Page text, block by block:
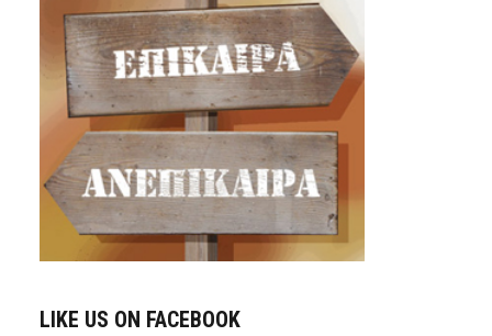
LIKE US ON FACEBOOK